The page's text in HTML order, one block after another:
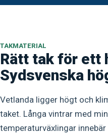
TAKMATERIAL
Rätt tak för ett
Sydsvenska
Vetlanda ligger högt och
taket. Långa vintrar med
temperaturväxlingar